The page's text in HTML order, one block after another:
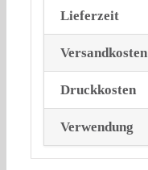
Lieferzeit
Versandkosten
Druckkosten
Verwendung